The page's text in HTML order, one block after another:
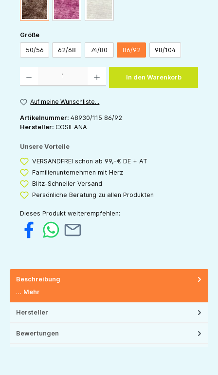
schoko-melangeweinrot-melange
Größeauswählen
50/56 62/68 74/80 86/92 98/104
In den Warenkorb
Auf meine Wunschliste...
Artikelnummer: 48930/115 86/92
Hersteller: COSILANA
Unsere Vorteile
VERSANDFREI schon ab 99,-€ DE + AT
Familienunternehmen mit Herz
Blitz-Schneller Versand
Persönliche Beratung zu allen Produkten
Dieses Produkt weiterempfehlen:
Beschreibung
… Mehr
Hersteller
Bewertungen